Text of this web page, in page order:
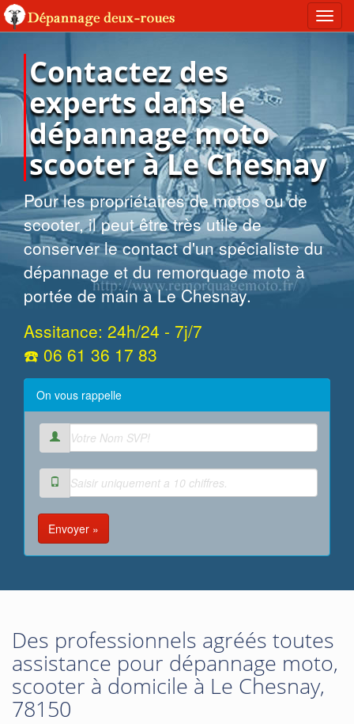
Contactez des
experts dans le
dépannage moto
scooter à Le Chesnay
Pour les propriétaires de motos ou de
scooter, il peut être très utile de
conserver le contact d'un spécialiste du
dépannage et du remorquage moto à
portée de main à Le Chesnay.
Assitance: 24h/24 - 7j/7
☎️ 06 61 36 17 83
On vous rappelle
Envoyer »
Des professionnels agréés toutes
assistance pour dépannage moto,
scooter à domicile à Le Chesnay,
78150